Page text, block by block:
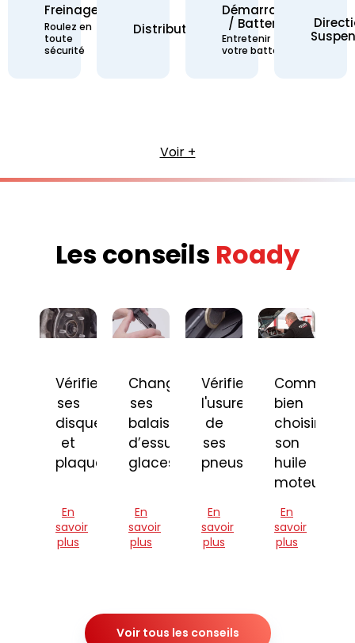
Freinage
Freinage - Roulez en toute sécurité
Roulez en
toute
sécurité
Distribution Distribution -
Démarrage
/ Batterie
Démarrage /
Entretenir
votre batterie
Voir +
Les conseils Roady
Vérifier
ses
disques
et
plaquettes
En
savoir
plus
Changer
ses
balais
d’essuie-
glaces
En
savoir
plus
Vérifier
l'usure
de
ses
pneus
En
savoir
plus
Comment
bien
choisir
son
huile
moteur
En
savoir
plus
Voir tous les conseils